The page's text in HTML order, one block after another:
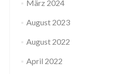
März 2024
August 2023
August 2022
April 2022